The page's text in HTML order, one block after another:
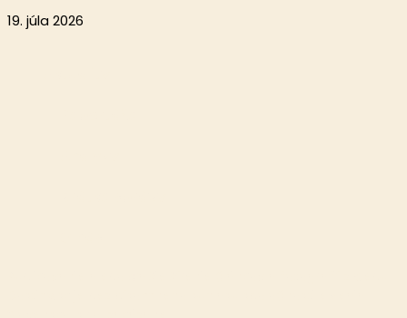
19. júla 2026